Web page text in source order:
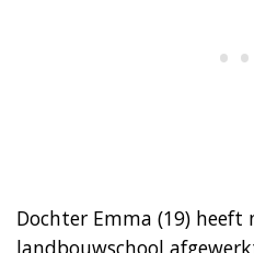
Dochter Emma (19) heeft
landbouwschool